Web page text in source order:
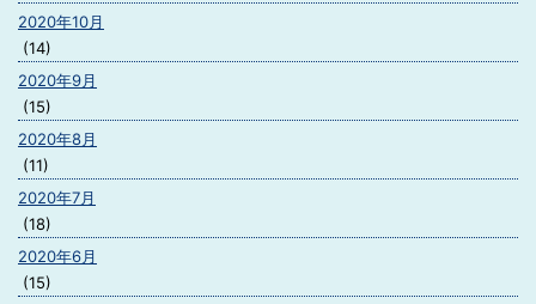
2020年10月
(14)
2020年9月
(15)
2020年8月
(11)
2020年7月
(18)
2020年6月
(15)